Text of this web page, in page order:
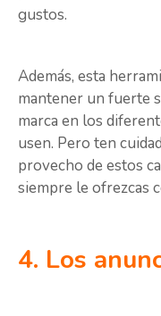
gustos.
Además, esta
mantener un fuerte
marca en los
usen. Pero ten
provecho de estos
siempre le ofrezcas
4. Los